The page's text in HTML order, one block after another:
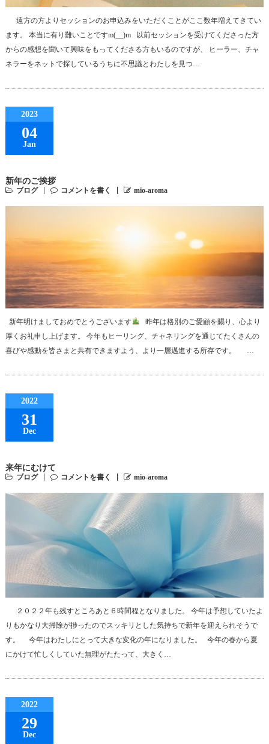
遠方の方よりセッションのお申込みをいただくことがここ数年増えてきてい
ます。 本当に有り難いことですm(__)m 以前セッションを受けてくださった方
からの感想を聞いて興味をもってくださる方もいるのですが、 ヒーラー、チャ
ネラーをネットで探しているうちに不思議とわたしを見つ…
2023
04
Jan
新年のご挨拶
ブログ コメントを書く mio-aroma
新年明けましておめでとうございます
昨年は格別のご愛顧を賜り、心より
厚くお礼申し上げます。 今年もヒーリング、チャネリングを通じてたくさんの
喜びや感動を皆さまと共有できますよう、より一層邁進する所存です。 …
2022
31
Dec
来年にむけて
ブログ コメントを書く mio-aroma
２０２２年も残すところあと６時間程となりました。 今年は予想していたよ
りもかなり大掃除が捗ったのでスッキリとした気持ちで新年を迎えられそうで
す。 今年はわたしにとって大きな変化の年になりました。 今年の春から夏
にかけて忙しくしていた無理がたたって、大きく…
2022
29
Dec